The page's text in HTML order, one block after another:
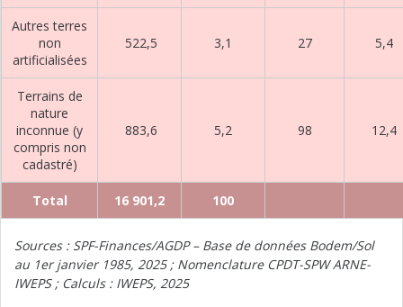
Autres terres
non
artificialisées
522,5 3,1 27 5,4
Terrains de
nature
inconnue (y
compris non
cadastré)
883,6 5,2 98 12,4
Total 16 901,2 100
Sources : SPF-Finances/AGDP – Base de données Bodem/Sol
au 1er janvier 1985, 2025 ; Nomenclature CPDT-SPW ARNE-
IWEPS ; Calculs : IWEPS, 2025